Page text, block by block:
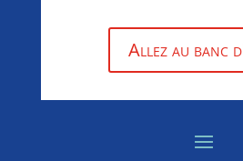
Allez au banc